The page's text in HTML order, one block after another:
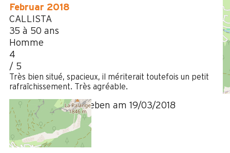
Februar 2018
CALLISTA
35 à 50 ans
Homme
4
/ 5
Très bien situé, spacieux, il mériterait toutefois un petit
rafraîchissement. Très agréable.
Bewertung geschrieben am 19/03/2018